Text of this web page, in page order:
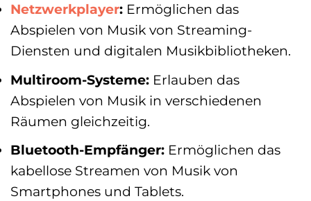
Netzwerkplayer: Ermöglichen das
Abspielen von Musik von Streaming-
Diensten und digitalen Musikbibliotheken.
Multiroom-Systeme: Erlauben das
Abspielen von Musik in verschiedenen
Räumen gleichzeitig.
Bluetooth-Empfänger: Ermöglichen das
kabellose Streamen von Musik von
Smartphones und Tablets.